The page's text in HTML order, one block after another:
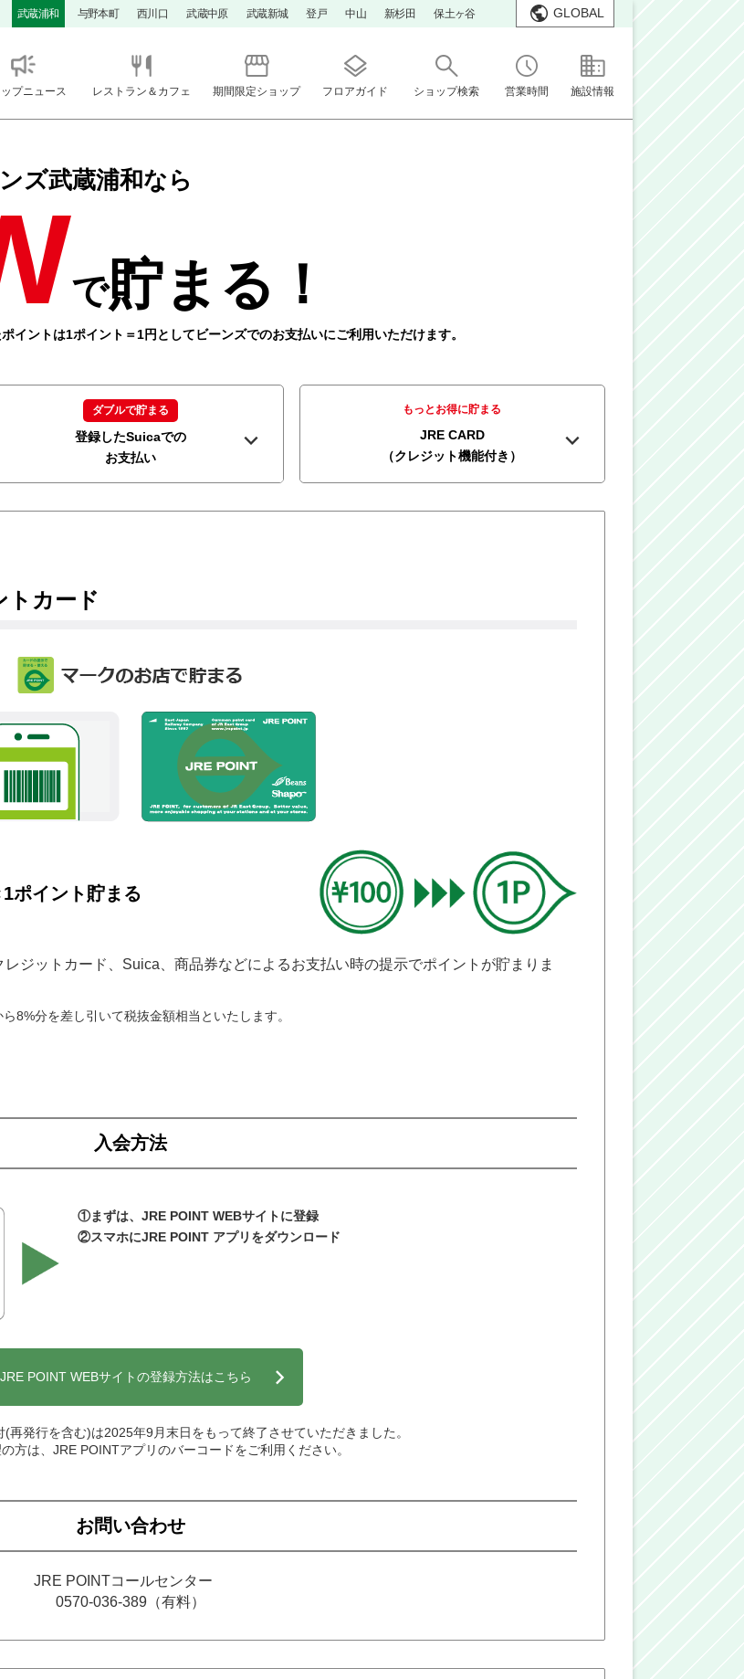
武蔵浦和 与野本町 西川口 武蔵中原 武蔵新城 登戸 中山 新杉田 保土ヶ谷 GLOBAL
プニュース レストラン＆カフェ 期間限定ショップ フロアガイド ショップ検索 営業時間 施設情報
ズ武蔵浦和なら
で貯まる！
イントは1ポイント＝1円としてビーンズでのお支払いにご利用いただけます。
ダブルで貯まる
登録したSuicaでの
お支払い
もっとお得に貯まる
JRE CARD
（クレジット機能付き）
トカード
1ポイント貯まる
ジットカード、Suica、商品券などによるお支払い時の提示でポイントが貯まりま
8%分を差し引いて税抜金額相当といたします。
入会方法
①まずは、JRE POINT WEBサイトに登録
②スマホにJRE POINT アプリをダウンロード
JRE POINT WEBサイトの登録方法はこちら
再発行を含む)は2025年9月末日をもって終了させていただきました。
方は、JRE POINTアプリのバーコードをご利用ください。
お問い合わせ
JRE POINTコールセンター
0570-036-389 （有料）